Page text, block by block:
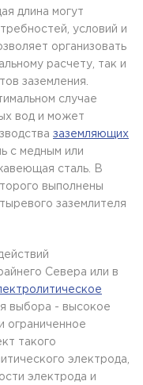
длина могут
условий и
организовать
расчету, так и
заземления.
случае
вод и может
заземляющих
с медным или
сталь. В
выполнены
заземлителя
Севера или в
выбора - высокое
ограниченное
такого
электрода,
электрода и